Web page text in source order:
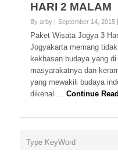
HARI 2 MALAM
By arby September 14, 2015
Paket Wisata Jogya 3
Jogyakarta memang
kekhasan budaya yang
masyarakatnya dan
yang mewakili budaya
dikenal …Continue